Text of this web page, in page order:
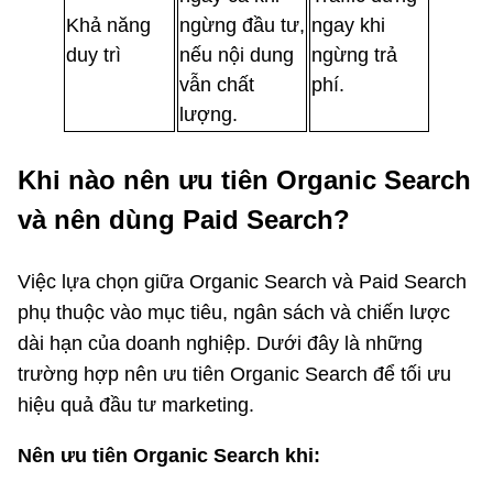
Khả năng
duy trì
ngừng đầu tư,
nếu nội dung
vẫn chất
lượng.
ngay khi
ngừng trả
phí.
Khi nào nên ưu tiên Organic Search
và nên dùng Paid Search?
Việc lựa chọn giữa Organic Search và Paid Search
phụ thuộc vào mục tiêu, ngân sách và chiến lược
dài hạn của doanh nghiệp. Dưới đây là những
trường hợp nên ưu tiên Organic Search để tối ưu
hiệu quả đầu tư marketing.
Nên ưu tiên Organic Search khi: